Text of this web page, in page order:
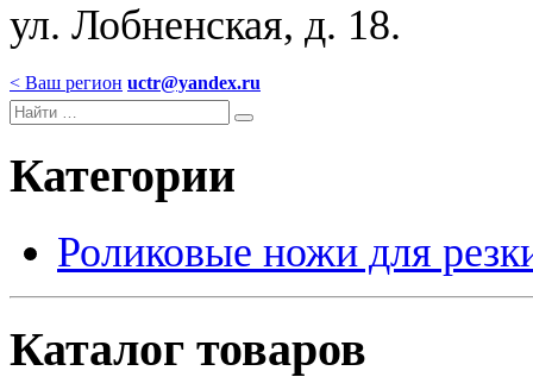
ул. Лобненская, д. 18.
< Ваш регион uctr@yandex.ru
Категории
Роликовые ножи для
Каталог товаров